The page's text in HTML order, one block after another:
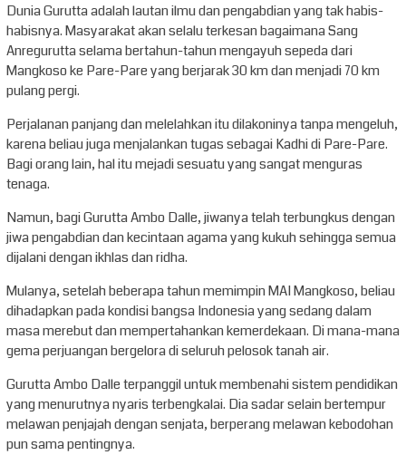
Dunia Gurutta adalah lautan ilmu dan pengabdian yang tak habis-
habisnya. Masyarakat akan selalu terkesan bagaimana Sang
Anregurutta selama bertahun-tahun mengayuh sepeda dari
Mangkoso ke Pare-Pare yang berjarak 30 km dan menjadi 70 km
pulang pergi.
Perjalanan panjang dan melelahkan itu dilakoninya tanpa mengeluh,
karena beliau juga menjalankan tugas sebagai Kadhi di Pare-Pare.
Bagi orang lain, hal itu mejadi sesuatu yang sangat menguras
tenaga.
Namun, bagi Gurutta Ambo Dalle, jiwanya telah terbungkus dengan
jiwa pengabdian dan kecintaan agama yang kukuh sehingga semua
dijalani dengan ikhlas dan ridha.
Mulanya, setelah beberapa tahun memimpin MAI Mangkoso, beliau
dihadapkan pada kondisi bangsa Indonesia yang sedang dalam
masa merebut dan mempertahankan kemerdekaan. Di mana-mana
gema perjuangan bergelora di seluruh pelosok tanah air.
Gurutta Ambo Dalle terpanggil untuk membenahi sistem pendidikan
yang menurutnya nyaris terbengkalai. Dia sadar selain bertempur
melawan penjajah dengan senjata, berperang melawan kebodohan
pun sama pentingnya.